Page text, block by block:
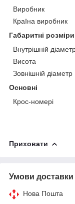
Виробник
Країна виробник
Габаритні розміри
Внутрішній
Висота
Зовнішній діаметр
Основні
Крос-номері
Приховати
Умови доставки
Нова Пошта